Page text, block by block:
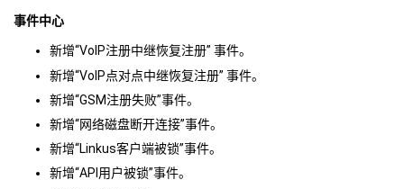
事件中心
新增“VoIP注册中继恢复注册” 事件。
新增“VoIP点对点中继恢复注册” 事件。
新增“GSM注册失败”事件。
新增“网络磁盘断开连接”事件。
新增“Linkus客户端被锁”事件。
新增“API用户被锁”事件。